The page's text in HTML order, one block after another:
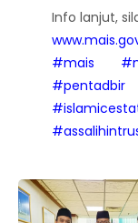
Info lanjut,
#mais
#pentadbir